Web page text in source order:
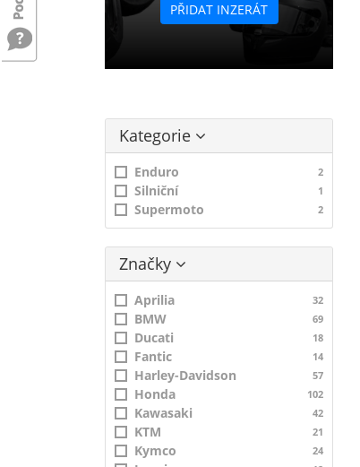
PŘIDAT INZERÁT
Kategorie
Enduro 2
Silniční 1
Supermoto 2
Značky
Aprilia 32
BMW 69
Ducati 18
Fantic 14
Harley-Davidson 57
Honda 102
Kawasaki 42
KTM 21
Kymco 24